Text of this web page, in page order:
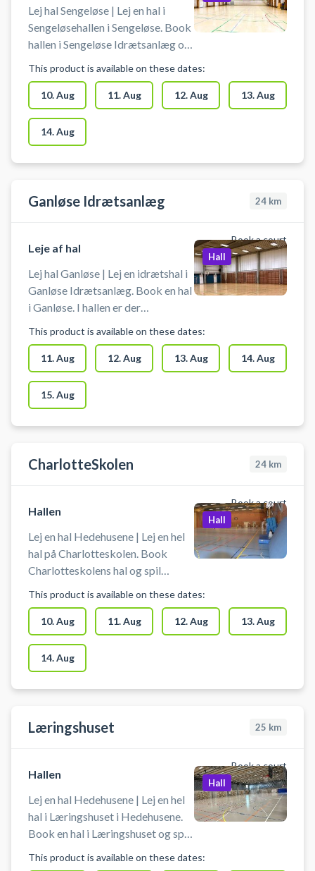
Lej hal Sengeløse | Lej en hal i
Sengeløsehallen i Sengeløse. Book
hallen i Sengeløse Idrætsanlæg og
fodbold i Sengeløse. Booking af
hallen kan bruges til blandt andet
indendørs fodbold, håndbold,
pickleball og badminton. Der er
net og mål til rådighed. Der er
mulighed for gratis parkering ved
Sengeløse. Omklædningsrum og
hallen åbnes/lukkes en halv time
This product is available on these dates:
10. Aug 11. Aug 12. Aug 13. Aug
14. Aug
Ganløse Idrætsanlæg 24 km
Book a court
Leje af hal
Lej hal Ganløse | Lej en idrætshal i
Ganløse Idrætsanlæg. Book en hal
i Ganløse. I hallen er der
volleynet, basketballkurve og
bordtennisborde. Medbring selv
ketcher og bolde.
Hall
This product is available on these dates:
11. Aug 12. Aug 13. Aug 14. Aug
15. Aug
CharlotteSkolen 24 km
Book a court
Hallen
Lej en hal Hedehusene | Lej en hel
hal på Charlotteskolen. Book
Charlotteskolens hal og spil
Booking af hallen kan bruges til
blandt andet indendørs fodbold,
håndbold, basketball og
badminton. Der er net, mål og
kurve til rådighed. Der er mulighed
for omklædning og bad.
Hall
This product is available on these dates:
10. Aug 11. Aug 12. Aug 13. Aug
14. Aug
Læringshuset 25 km
Book a court
Hallen
Lej en hal Hedehusene | Lej en hel
hal i Læringshuset i Hedehusene.
Book en hal i Læringshuset og spil
Booking af hallen kan bruges til
Hall
This product is available on these dates: